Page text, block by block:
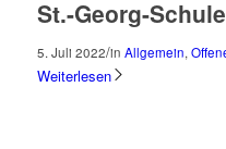
St.-Georg-Schule
5. Juli 2022/in Allgemein,
Weiterlesen